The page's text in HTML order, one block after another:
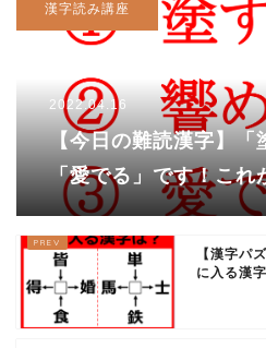
漢字読み講座
2022.04.16
【今日の難読漢字】「
「愛でる」です！こ
カッコいい大人!?
【漢字パ
に入る漢